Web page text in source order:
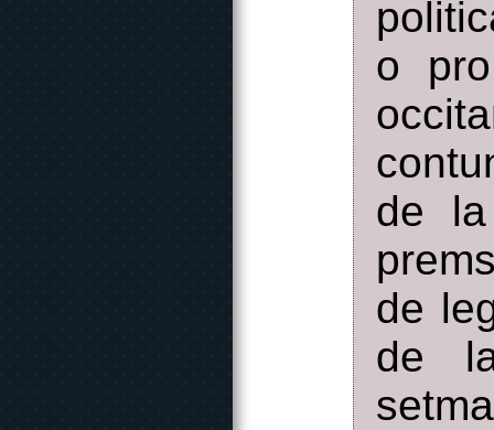
o
de
de
de